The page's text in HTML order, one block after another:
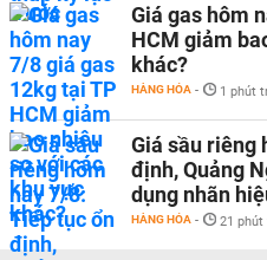
Giá gas hôm
HCM giảm
khác?
HÀNG HÓA - 1 phút
Giá sầu riêng
định, Quảng
dụng nhãn
HÀNG HÓA - 21